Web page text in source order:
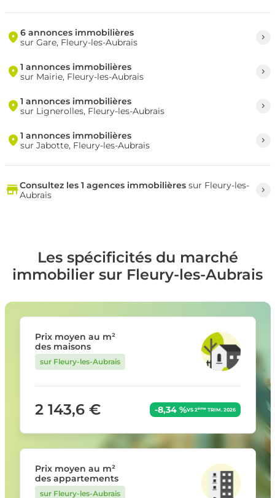
6 annonces immobilières
sur Gare, Fleury-les-Aubrais
1 annonces immobilières
sur Mairie, Fleury-les-Aubrais
1 annonces immobilières
sur Lignerolles, Fleury-les-Aubrais
1 annonces immobilières
sur Jabotte, Fleury-les-Aubrais
Consultez les 1 agences immobilièressur Fleury-les-
Aubrais
Les spécificités du marché
immobilier sur Fleury-les-Aubrais
Prix moyen au m²
des maisons
sur Fleury-les-Aubrais
2 143,6 € -8,34 %VS 2èmeTRIM. 2026
Prix moyen au m²
des appartements
sur Fleury-les-Aubrais